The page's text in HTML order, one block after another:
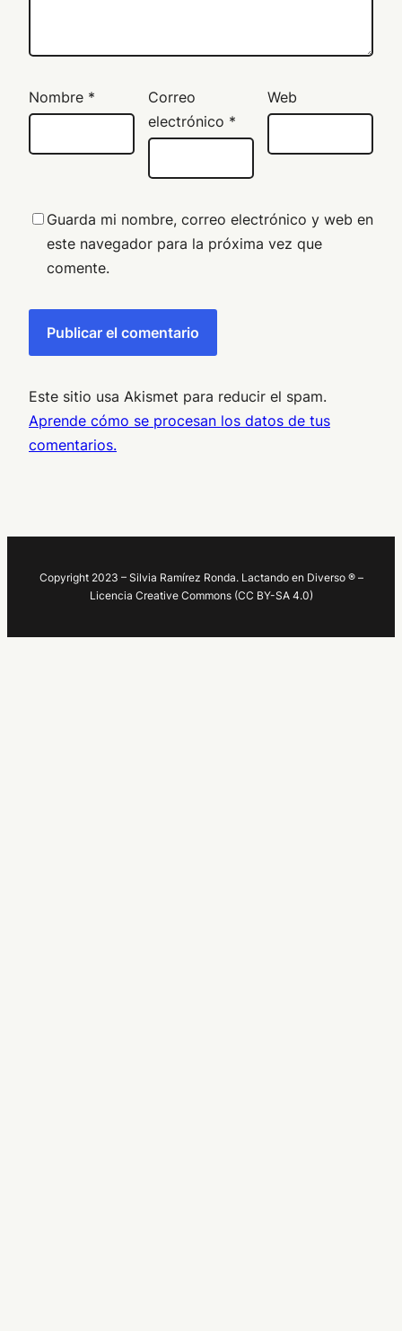
Nombre *
Correo
electrónico *
Web
Guarda mi nombre, correo electrónico y web en
este navegador para la próxima vez que
comente.
Este sitio usa Akismet para reducir el spam.
Aprende cómo se procesan los datos de tus
comentarios.
Copyright 2023 – Silvia Ramírez Ronda. Lactando en Diverso ® –
Licencia Creative Commons (CC BY-SA 4.0)